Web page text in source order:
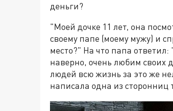
деньги?
"Моей дочке 11 лет, она
своему папе (моему мужу) и
место?" На что папа
наверно, очень любим своих
людей всю жизнь за это же
написала одна из сторонниц